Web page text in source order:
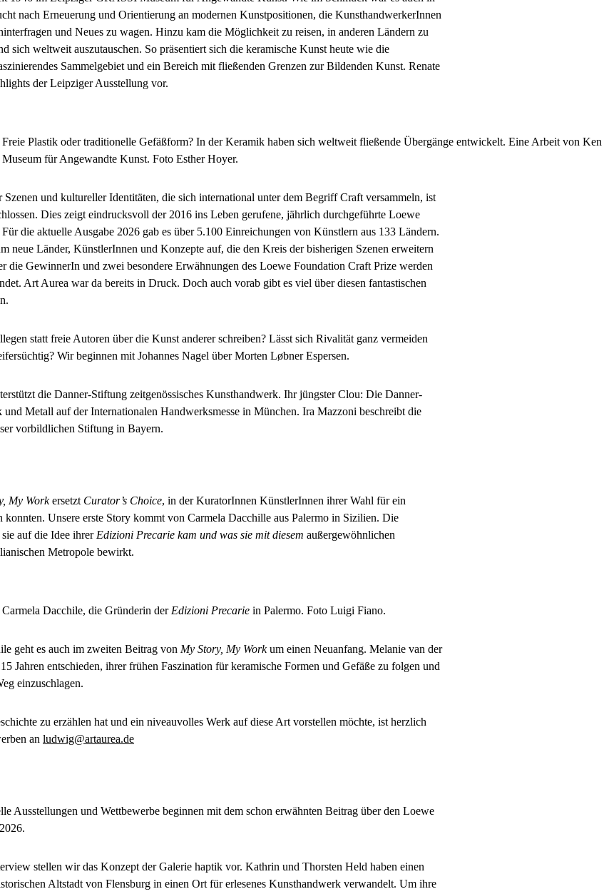
nach Erneuerung und Orientierung an modernen Kunstpositionen, die KunsthandwerkerInnen
und Neues zu wagen. Hinzu kam die Möglichkeit zu reisen, in anderen Ländern zu
sich weltweit auszutauschen. So präsentiert sich die keramische Kunst heute wie die
Sammelgebiet und ein Bereich mit fließenden Grenzen zur Bildenden Kunst. Renate
der Leipziger Ausstellung vor.
Freie Plastik oder traditionelle Gefäßform? In der Keramik haben sich weltweit fließende Übergänge entwickelt. Eine Arbeit von
Museum für Angewandte Kunst. Foto Esther Hoyer.
und kultureller Identitäten, die sich international unter dem Begriff Craft versammeln, ist
Dies zeigt eindrucksvoll der 2016 ins Leben gerufene, jährlich durchgeführte Loewe
die aktuelle Ausgabe 2026 gab es über 5.100 Einreichungen von Künstlern aus 133 Ländern.
neue Länder, KünstlerInnen und Konzepte auf, die den Kreis der bisherigen Szenen erweitern
die GewinnerIn und zwei besondere Erwähnungen des Loewe Foundation Craft Prize werden
Art Aurea war da bereits in Druck. Doch auch vorab gibt es viel über diesen fantastischen
statt freie Autoren über die Kunst anderer schreiben? Lässt sich Rivalität ganz vermeiden
Wir beginnen mit Johannes Nagel über Morten Løbner Espersen.
die Danner-Stiftung zeitgenössisches Kunsthandwerk. Ihr jüngster Clou: Die Danner-
Metall auf der Internationalen Handwerksmesse in München. Ira Mazzoni beschreibt die
vorbildlichen Stiftung in Bayern.
My Workersetzt Curator’s Choice, in der KuratorInnen KünstlerInnen ihrer Wahl für ein
konnten. Unsere erste Story kommt von Carmela Dacchille aus Palermo in Sizilien. Die
auf die Idee ihrer Edizioni Precarie kam und was sie mit diesem außergewöhnlichen
Metropole bewirkt.
Carmela Dacchile, die Gründerin der Edizioni Precariein Palermo. Foto Luigi Fiano.
geht es auch im zweiten Beitrag von My Story, My Workum einen Neuanfang. Melanie van der
Jahren entschieden, ihrer frühen Faszination für keramische Formen und Gefäße zu folgen und
einzuschlagen.
zu erzählen hat und ein niveauvolles Werk auf diese Art vorstellen möchte, ist herzlich
an ludwig@artaurea.de
Ausstellungen und Wettbewerbe beginnen mit dem schon erwähnten Beitrag über den Loewe
stellen wir das Konzept der Galerie haptik vor. Kathrin und Thorsten Held haben einen
Altstadt von Flensburg in einen Ort für erlesenes Kunsthandwerk verwandelt. Um ihre